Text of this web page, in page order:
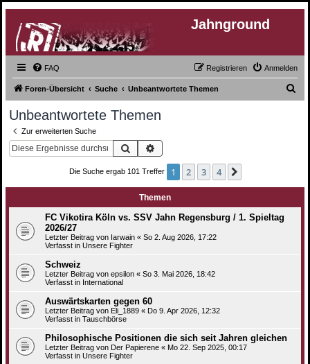
Jahnground
FAQ Anmelden
Registrieren
Foren-Übersicht Suche Unbeantwortete Themen
Unbeantwortete Themen
Zur erweiterten Suche
Suche
Die Suche ergab 101 Treffer 1 2 3 4
Themen
FC Vikotira Köln vs. SSV Jahn Regensburg / 1. Spieltag
2026/27
Letzter Beitrag von Iarwain « So 2. Aug 2026, 17:22
Verfasst in Unsere Fighter
Schweiz
Letzter Beitrag von epsilon « So 3. Mai 2026, 18:42
Verfasst in International
Auswärtskarten gegen 60
Letzter Beitrag von Eli_1889 « Do 9. Apr 2026, 12:32
Verfasst in Tauschbörse
Philosophische Positionen die sich seit Jahren gleichen
Letzter Beitrag von Der Papierene « Mo 22. Sep 2025, 00:17
Verfasst in Unsere Fighter